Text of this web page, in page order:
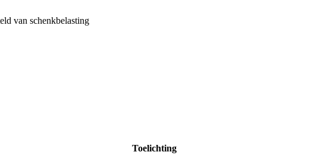
van schenkbelasting
Toelichting